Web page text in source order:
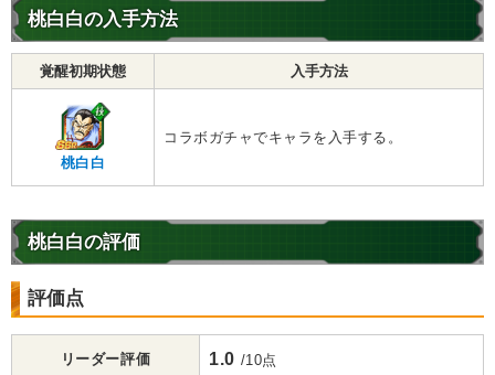
桃白白の入手方法
覚醒初期状態 入手方法
桃白白
コラボガチャでキャラを入手する。
桃白白の評価
評価点
リーダー評価 1.0 /10点